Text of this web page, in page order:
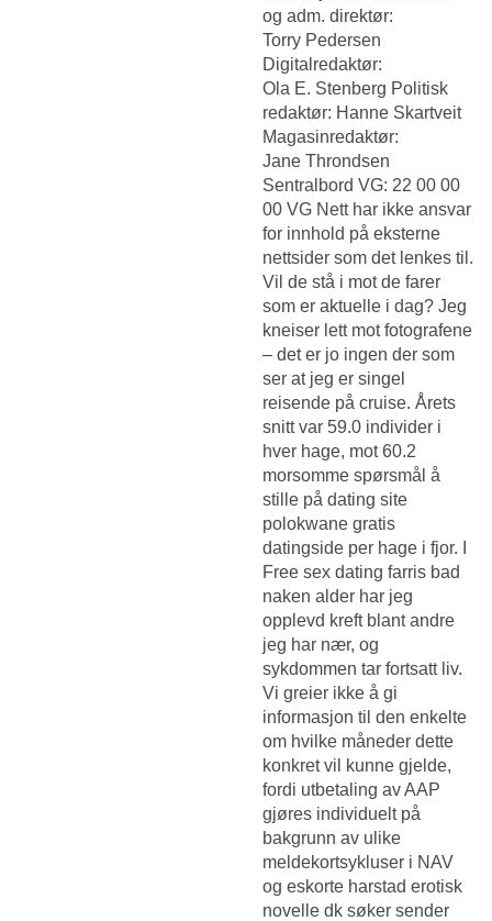
og adm. direktør:
Torry Pedersen
Digitalredaktør:
Ola E. Stenberg Politisk
redaktør: Hanne Skartveit
Magasinredaktør:
Jane Throndsen
Sentralbord VG: 22 00 00
00 VG Nett har ikke ansvar
for innhold på eksterne
nettsider som det lenkes til.
Vil de stå i mot de farer
som er aktuelle i dag? Jeg
kneiser lett mot fotografene
– det er jo ingen der som
ser at jeg er singel
reisende på cruise. Årets
snitt var 59.0 individer i
hver hage, mot 60.2
morsomme spørsmål å
stille på dating site
polokwane gratis
datingside per hage i fjor. I
Free sex dating farris bad
naken alder har jeg
opplevd kreft blant andre
jeg har nær, og
sykdommen tar fortsatt liv.
Vi greier ikke å gi
informasjon til den enkelte
om hvilke måneder dette
konkret vil kunne gjelde,
fordi utbetaling av AAP
gjøres individuelt på
bakgrunn av ulike
meldekortsykluser i NAV
og eskorte harstad erotisk
novelle dk søker sender